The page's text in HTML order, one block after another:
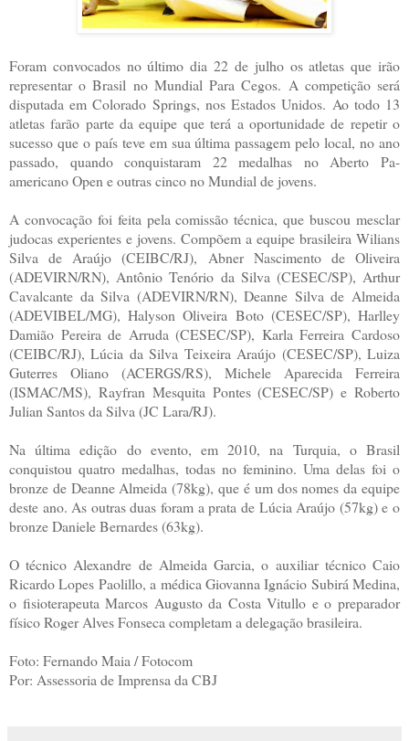
Foram convocados no último dia 22 de julho os atletas que irão
representar o Brasil no Mundial Para Cegos. A competição será
disputada em Colorado Springs, nos Estados Unidos. Ao todo 13
atletas farão parte da equipe que terá a oportunidade de repetir o
sucesso que o país teve em sua última passagem pelo local, no ano
passado, quando conquistaram 22 medalhas no Aberto Pa-
americano Open e outras cinco no Mundial de jovens.
A convocação foi feita pela comissão técnica, que buscou mesclar
judocas experientes e jovens. Compõem a equipe brasileira Wilians
Silva de Araújo (CEIBC/RJ), Abner Nascimento de Oliveira
(ADEVIRN/RN), Antônio Tenório da Silva (CESEC/SP), Arthur
Cavalcante da Silva (ADEVIRN/RN), Deanne Silva de Almeida
(ADEVIBEL/MG), Halyson Oliveira Boto (CESEC/SP), Harlley
Damião Pereira de Arruda (CESEC/SP), Karla Ferreira Cardoso
(CEIBC/RJ), Lúcia da Silva Teixeira Araújo (CESEC/SP), Luiza
Guterres Oliano (ACERGS/RS), Michele Aparecida Ferreira
(ISMAC/MS), Rayfran Mesquita Pontes (CESEC/SP) e Roberto
Julian Santos da Silva (JC Lara/RJ).
Na última edição do evento, em 2010, na Turquia, o Brasil
conquistou quatro medalhas, todas no feminino. Uma delas foi o
bronze de Deanne Almeida (78kg), que é um dos nomes da equipe
deste ano. As outras duas foram a prata de Lúcia Araújo (57kg) e o
bronze Daniele Bernardes (63kg).
O técnico Alexandre de Almeida Garcia, o auxiliar técnico Caio
Ricardo Lopes Paolillo, a médica Giovanna Ignácio Subirá Medina,
o fisioterapeuta Marcos Augusto da Costa Vitullo e o preparador
físico Roger Alves Fonseca completam a delegação brasileira.
Foto: Fernando Maia / Fotocom
Por: Assessoria de Imprensa da CBJ